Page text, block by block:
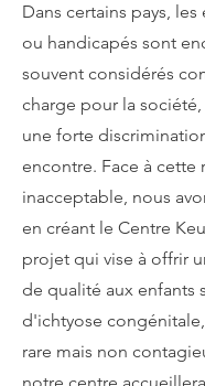
Dans certains pays,
ou handicapés sont
souvent considérés
charge pour la
une forte
encontre. Face à cette
inacceptable, nous
en créant le Centre
projet qui vise à offrir
de qualité aux enfants
d'ichtyose
rare mais non